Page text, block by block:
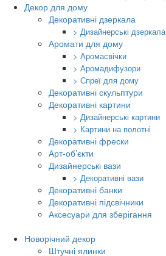
Декор для дому
Декоративні дзеркала
> Дизайнерські дзеркала
Аромати для дому
> Аромасвічки
> Аромадифузори
> Спреї для дому
Декоративні скульптури
Декоративні картини
> Дизайнерські картини
> Картини на полотні
Декоративні фрески
Арт-об’єкти
Дизайнерські вази
> Декоративні вази
Декоративні банки
Декоративні підсвічники
Аксесуари для зберігання
Новорічний декор
Штучні ялинки